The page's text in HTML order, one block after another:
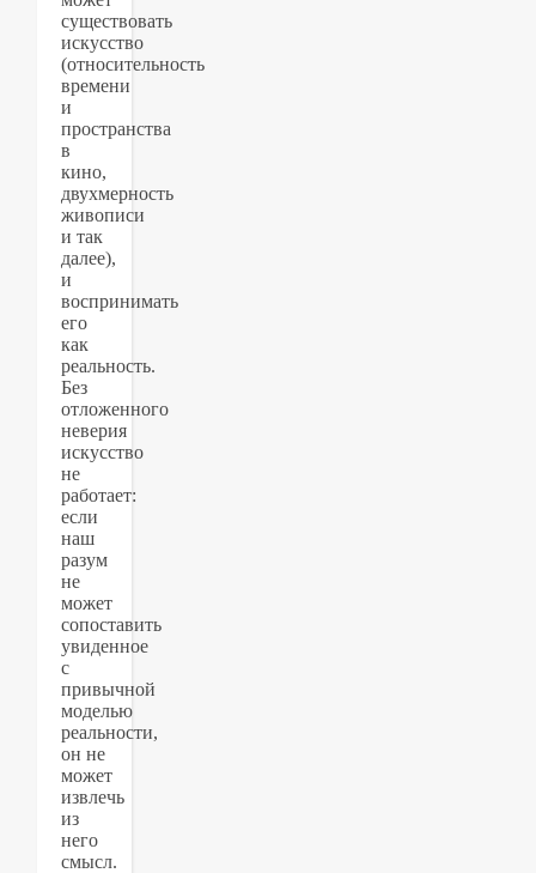
существовать
искусство
(относительность
времени
и
пространства
в
кино,
двухмерность
живописи
и так
далее),
и
воспринимать
его
как
реальность.
Без
отложенного
неверия
искусство
не
работает:
если
наш
разум
не
может
сопоставить
увиденное
с
привычной
моделью
реальности,
он не
может
извлечь
из
него
смысл.